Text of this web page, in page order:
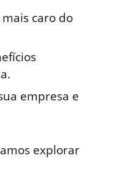
caro do
empresa e
explorar